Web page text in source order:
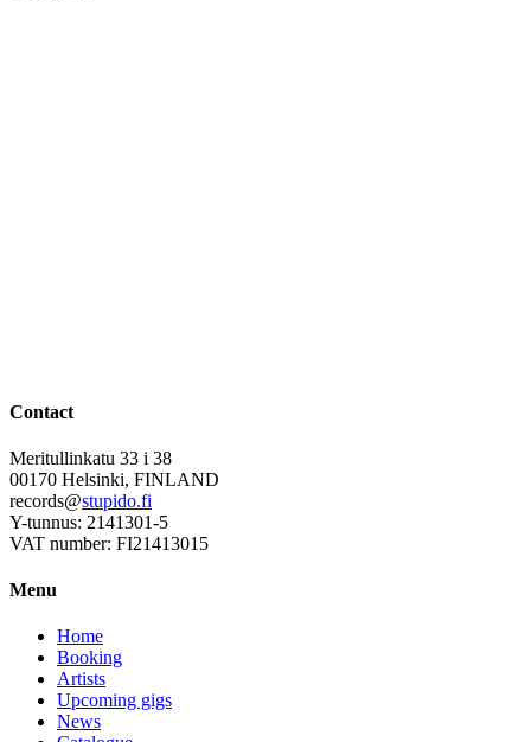
Contact
Meritullinkatu 33 i 38
00170 Helsinki, FINLAND
records@stupido.fi
Y-tunnus: 2141301-5
VAT number: FI21413015
Menu
Home
Booking
Artists
Upcoming gigs
News